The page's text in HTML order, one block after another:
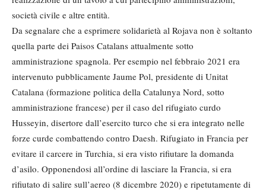
società civile e altre entità.
Da segnalare che a esprimere solidarietà al Rojava non è soltanto
quella parte dei Paisos Catalans attualmente sotto
amministrazione spagnola. Per esempio nel febbraio 2021 era
intervenuto pubblicamente Jaume Pol, presidente di Unitat
Catalana (formazione politica della Catalunya Nord, sotto
amministrazione francese) per il caso del rifugiato curdo
Husseyin, disertore dall’esercito turco che si era integrato nelle
forze curde combattendo contro Daesh. Rifugiato in Francia per
evitare il carcere in Turchia, si era visto rifiutare la domanda
d’asilo. Opponendosi all’ordine di lasciare la Francia, si era
rifiutato di salire sull’aereo (8 dicembre 2020) e ripetutamente di